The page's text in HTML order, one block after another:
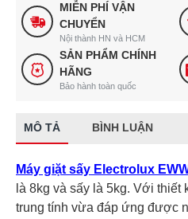
MIỄN PHÍ VẬN
CHUYỂN
Nội thành HN và HCM
SẢN PHẨM CHÍNH
HÃNG
Bảo hành toàn quốc
MÔ TẢ BÌNH LUẬN
Máy giặt sấy Electrolux
là 8kg và sấy là 5kg. Với thiết
trung tính vừa đáp ứng được